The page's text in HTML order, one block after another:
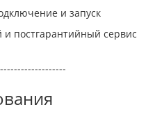
и запуск
постгарантийный сервис